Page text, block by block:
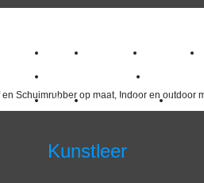
Schuimrubber op maat, Indoor en outdoor
Home Meubelstof Kunstleer
milano_outdoorstoffen skai
Outlet Meubelstof indoor